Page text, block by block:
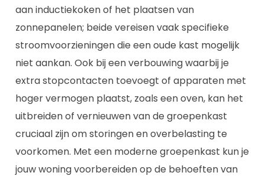
aan inductiekoken of het plaatsen van
zonnepanelen; beide vereisen vaak specifieke
stroomvoorzieningen die een oude kast mogelijk
niet aankan. Ook bij een verbouwing waarbij je
extra stopcontacten toevoegt of apparaten met
hoger vermogen plaatst, zoals een oven, kan het
uitbreiden of vernieuwen van de groepenkast
cruciaal zijn om storingen en overbelasting te
voorkomen. Met een moderne groepenkast kun je
jouw woning voorbereiden op de behoeften van